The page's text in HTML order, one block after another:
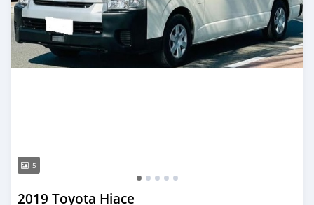
5
2019 Toyota Hiace